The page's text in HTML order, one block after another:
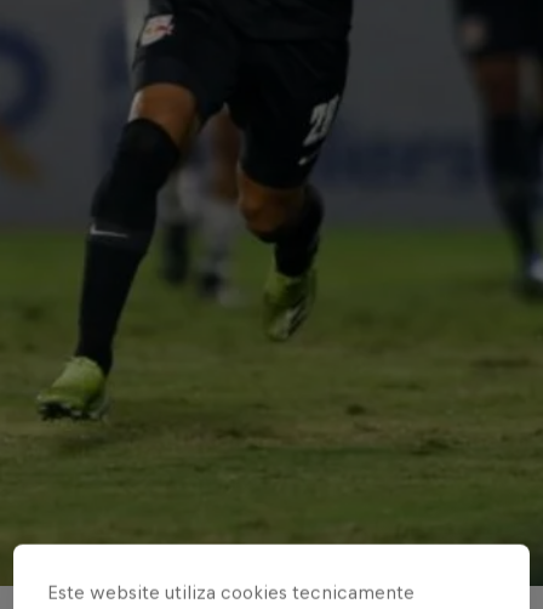
Este website utiliza cookies tecnicamente